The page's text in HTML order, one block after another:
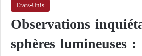
Etats-Unis
Observations
sphères lumineuses